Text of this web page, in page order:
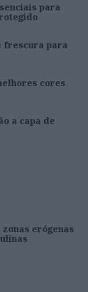
para
frescura para
cores
a capa de
zonas erógenas